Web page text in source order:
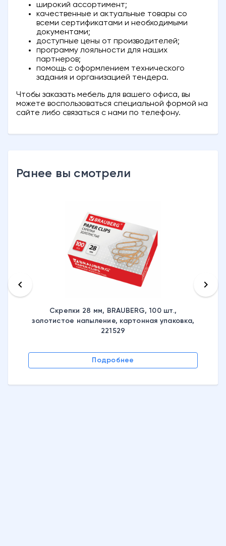
широкий ассортимент;
качественные и актуальные товары со
всеми сертификатами и необходимыми
документами;
доступные цены от производителей;
программу лояльности для наших
партнеров;
помощь с оформлением технического
задания и организацией тендера.
Чтобы заказать мебель для вашего офиса, вы
можете воспользоваться специальной формой на
сайте либо связаться с нами по телефону.
Ранее вы смотрели
Скрепки 28 мм, BRAUBERG, 100 шт.,
золотистое напыление, картонная упаковка,
221529
Подробнее
keyboard_arrow_left keyboard_arrow_right